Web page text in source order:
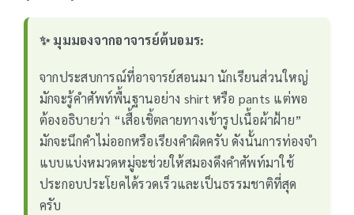
✨ มุมมองจากอาจารย์ต้นอมร:
จากประสบการณ์ที่อาจารย์สอนมา นักเรียนส่วนใหญ่
มักจะรู้คำศัพท์พื้นฐานอย่าง shirt หรือ pants แต่พอ
ต้องอธิบายว่า “เสื้อเชิ้ตลายทางเข้ารูปเนื้อผ้าฝ้าย”
มักจะนึกคำไม่ออกหรือเรียงคำผิดครับ ดังนั้นการท่องจำ
แบบแบ่งหมวดหมู่จะช่วยให้สมองดึงคำศัพท์มาใช้
ประกอบประโยคได้รวดเร็วและเป็นธรรมชาติที่สุด
ครับ